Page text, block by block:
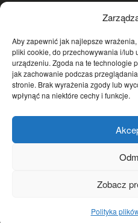
Aby zapewnić jak najlepsze
pliki cookie, do przechowywania i/lub
urządzeniu. Zgoda na te technologie
jak zachowanie podczas
stronie. Brak wyrażenia zgody lub
wpłynąć na niektóre cechy i funkcje.
Zobacz
Polityka
Temat dnia
Publicystyka
Polityka
Polska
Społeczeństwo